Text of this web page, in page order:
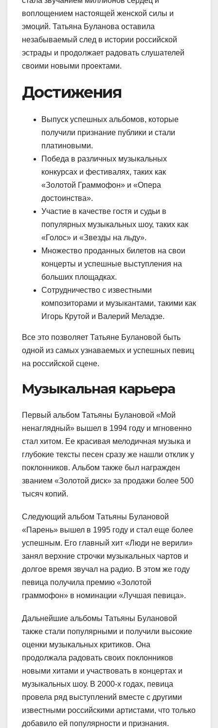
воплощением настоящей женской силы и
эмоций. Татьяна Буланова оставила
незабываемый след в истории российской
эстрады и продолжает радовать слушателей
своими новыми проектами.
Достижения
Выпуск успешных альбомов, которые
получили признание публики и стали
платиновыми.
Победа в различных музыкальных
конкурсах и фестивалях, таких как
«Золотой Граммофон» и «Опера
достоинства».
Участие в качестве гостя и судьи в
популярных музыкальных шоу, таких как
«Голос» и «Звезды на льду».
Множество проданных билетов на свои
концерты и успешные выступления на
больших площадках.
Сотрудничество с известными
композиторами и музыкантами, такими как
Игорь Крутой и Валерий Меладзе.
Все это позволяет Татьяне Булановой быть
одной из самых узнаваемых и успешных певиц
на российской сцене.
Музыкальная карьера
Первый альбом Татьяны Булановой «Мой
ненаглядный» вышел в 1994 году и мгновенно
стал хитом. Ее красивая мелодичная музыка и
глубокие тексты песен сразу же нашли отклик у
поклонников. Альбом также был награжден
званием «Золотой диск» за продажи более 500
тысяч копий.
Следующий альбом Татьяны Булановой
«Парень» вышел в 1995 году и стал еще более
успешным. Его главный хит «Люди не верили»
занял верхние строчки музыкальных чартов и
долгое время звучал на радио. В этом же году
певица получила премию «Золотой
граммофон» в номинации «Лучшая певица».
Дальнейшие альбомы Татьяны Булановой
также стали популярными и получили высокие
оценки музыкальных критиков. Она
продолжала радовать своих поклонников
новыми хитами и участвовать в концертах и
музыкальных шоу. В 2000-х годах, певица
провела ряд выступлений вместе с другими
известными российскими артистами, что только
добавило ей популярности и признания.